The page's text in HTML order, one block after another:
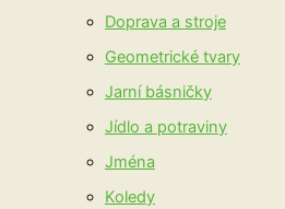
Doprava a stroje
Geometrické tvary
Jarní básničky
Jídlo a potraviny
Jména
Koledy